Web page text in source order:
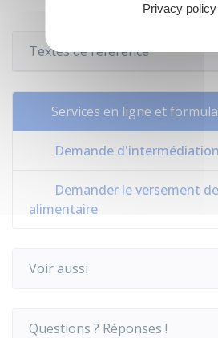
Textes de référence
Services en ligne et
Demande
Demander le versement
alimentaire
Voir aussi
Questions ? Réponses !
Privacy policy